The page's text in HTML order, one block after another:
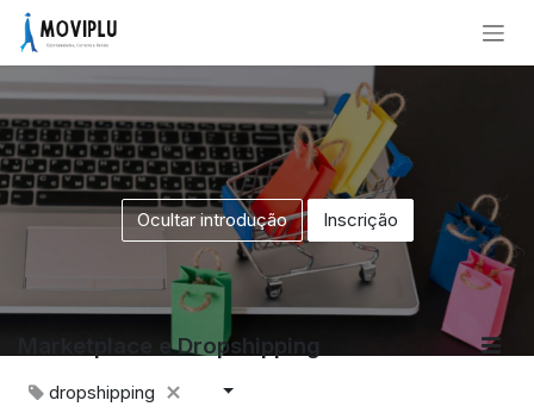
Pular para o conteúdo
Ocultar introdução Inscrição
Marketplace e Dropshipping
dropshipping